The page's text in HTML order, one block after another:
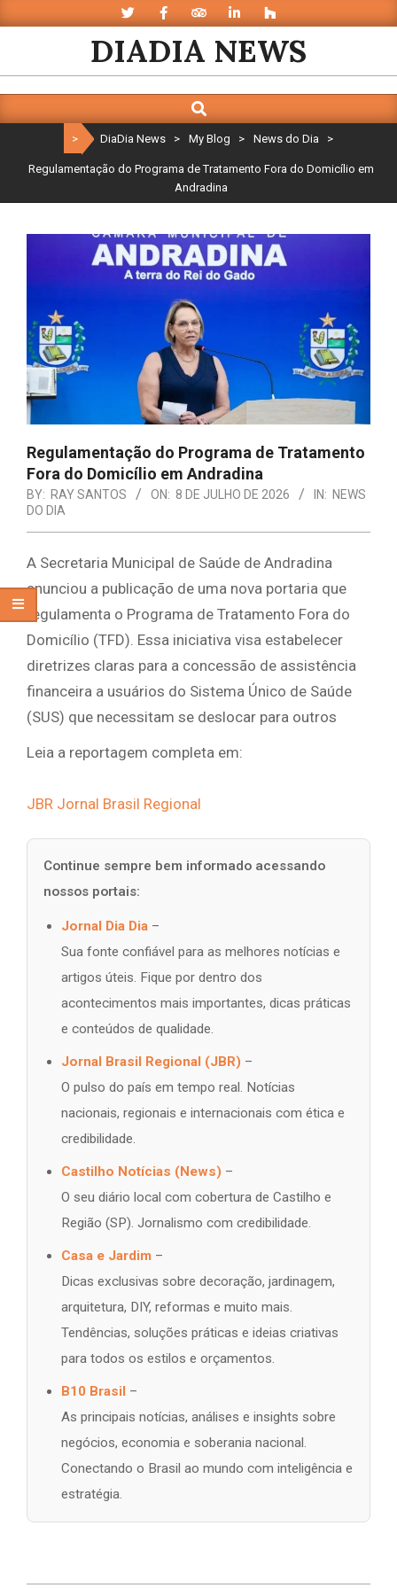
to
DIADIA NEWS
Navigation
Search
> DiaDia News > My Blog > News do Dia >
Regulamentação do Programa de Tratamento Fora do Domicílio em
Andradina
Regulamentação do Programa de Tratamento
Fora do Domicílio em Andradina
BY: RAY SANTOS ON: 8 DE JULHO DE 2026 IN: NEWS
DO DIA
A Secretaria Municipal de Saúde de Andradina
anunciou a publicação de uma nova portaria que
regulamenta o Programa de Tratamento Fora do
Domicílio (TFD). Essa iniciativa visa estabelecer
diretrizes claras para a concessão de assistência
financeira a usuários do Sistema Único de Saúde
(SUS) que necessitam se deslocar para outros
Leia a reportagem completa em:
JBR Jornal Brasil Regional
Continue sempre bem informado acessando
nossos portais:
Jornal Dia Dia –
Sua fonte confiável para as melhores notícias e
artigos úteis. Fique por dentro dos
acontecimentos mais importantes, dicas práticas
e conteúdos de qualidade.
Jornal Brasil Regional (JBR) –
O pulso do país em tempo real. Notícias
nacionais, regionais e internacionais com ética e
credibilidade.
Castilho Notícias (News) –
O seu diário local com cobertura de Castilho e
Região (SP). Jornalismo com credibilidade.
Casa e Jardim –
Dicas exclusivas sobre decoração, jardinagem,
arquitetura, DIY, reformas e muito mais.
Tendências, soluções práticas e ideias criativas
para todos os estilos e orçamentos.
B10 Brasil –
As principais notícias, análises e insights sobre
negócios, economia e soberania nacional.
Conectando o Brasil ao mundo com inteligência e
estratégia.